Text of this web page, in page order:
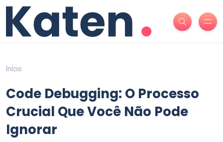
Início
Code Debugging: O Processo
Crucial Que Você Não Pode
Ignorar